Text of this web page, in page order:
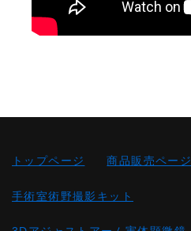
トップページ 商品販売ページ
手術室術野撮影キット